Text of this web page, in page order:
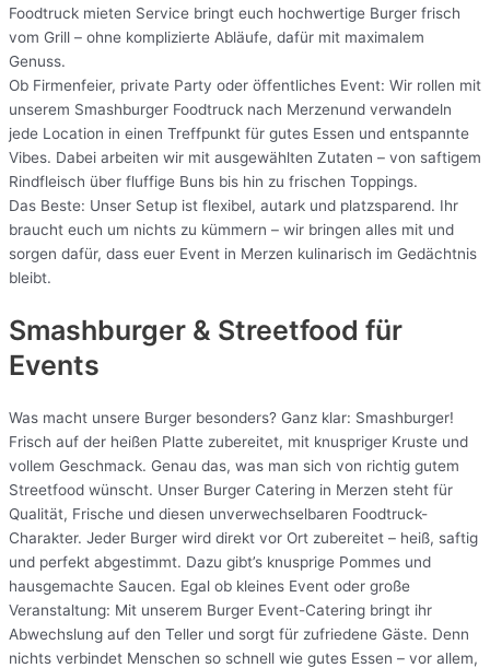
Foodtruck mieten Service bringt euch hochwertige Burger frisch
vom Grill – ohne komplizierte Abläufe, dafür mit maximalem
Genuss.
Ob Firmenfeier, private Party oder öffentliches Event: Wir rollen mit
unserem Smashburger Foodtruck nach Merzenund verwandeln
jede Location in einen Treffpunkt für gutes Essen und entspannte
Vibes. Dabei arbeiten wir mit ausgewählten Zutaten – von saftigem
Rindfleisch über fluffige Buns bis hin zu frischen Toppings.
Das Beste: Unser Setup ist flexibel, autark und platzsparend. Ihr
braucht euch um nichts zu kümmern – wir bringen alles mit und
sorgen dafür, dass euer Event in Merzen kulinarisch im Gedächtnis
bleibt.
Smashburger & Streetfood für
Events
Was macht unsere Burger besonders? Ganz klar: Smashburger!
Frisch auf der heißen Platte zubereitet, mit knuspriger Kruste und
vollem Geschmack. Genau das, was man sich von richtig gutem
Streetfood wünscht. Unser Burger Catering in Merzen steht für
Qualität, Frische und diesen unverwechselbaren Foodtruck-
Charakter. Jeder Burger wird direkt vor Ort zubereitet – heiß, saftig
und perfekt abgestimmt. Dazu gibt’s knusprige Pommes und
hausgemachte Saucen. Egal ob kleines Event oder große
Veranstaltung: Mit unserem Burger Event-Catering bringt ihr
Abwechslung auf den Teller und sorgt für zufriedene Gäste. Denn
nichts verbindet Menschen so schnell wie gutes Essen – vor allem,